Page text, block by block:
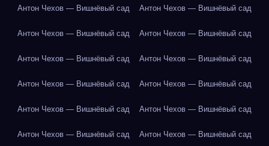
Антон Чехов — Вишнёвый сад Антон Чехов — Вишнёвый сад
Антон Чехов — Вишнёвый сад Антон Чехов — Вишнёвый сад
Антон Чехов — Вишнёвый сад Антон Чехов — Вишнёвый сад
Антон Чехов — Вишнёвый сад Антон Чехов — Вишнёвый сад
Антон Чехов — Вишнёвый сад Антон Чехов — Вишнёвый сад
Антон Чехов — Вишнёвый сад Антон Чехов — Вишнёвый сад